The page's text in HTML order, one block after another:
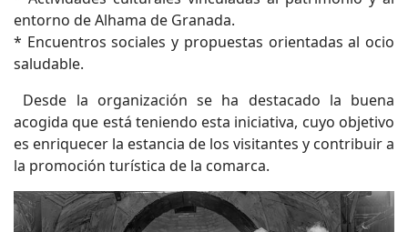
entorno de Alhama de Granada.
* Encuentros sociales y propuestas orientadas al ocio
saludable.
Desde la organización se ha destacado la buena
acogida que está teniendo esta iniciativa, cuyo objetivo
es enriquecer la estancia de los visitantes y contribuir a
la promoción turística de la comarca.